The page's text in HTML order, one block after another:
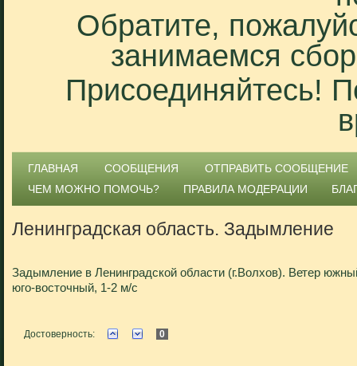
Обратите,
занимаемся
Присоединяйтесь!
ГЛАВНАЯ СООБЩЕНИЯ
ОТПРАВИТЬ СООБЩЕНИЕ
ЧЕМ МОЖНО ПОМОЧЬ?
ПРАВИЛА МОДЕРАЦИИ
Ленинградская область. Задымление
Задымление в Ленинградской области (г.Волхов). Ветер
юго-восточный, 1-2 м/с
Достоверность: 0